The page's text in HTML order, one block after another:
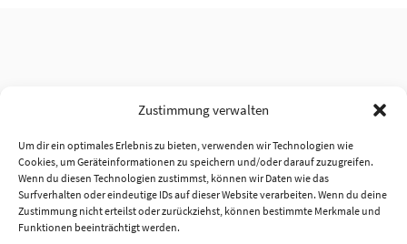
Zustimmung verwalten
Um dir ein optimales Erlebnis zu bieten, verwenden wir Technologien wie
Cookies, um Geräteinformationen zu speichern und/oder darauf zuzugreifen.
Wenn du diesen Technologien zustimmst, können wir Daten wie das
Surfverhalten oder eindeutige IDs auf dieser Website verarbeiten. Wenn du deine
Zustimmung nicht erteilst oder zurückziehst, können bestimmte Merkmale und
Funktionen beeinträchtigt werden.